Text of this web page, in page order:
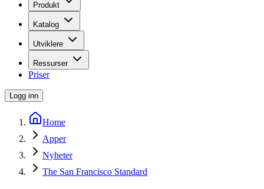
Produkt
Katalog
Utviklere
Ressurser
Priser
Logg inn
Home
Apper
Nyheter
The San Francisco Standard